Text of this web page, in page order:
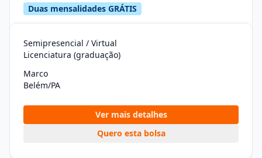
Duas mensalidades GRÁTIS
Semipresencial / Virtual
Licenciatura (graduação)
Marco
Belém/PA
Ver mais detalhes
Quero esta bolsa